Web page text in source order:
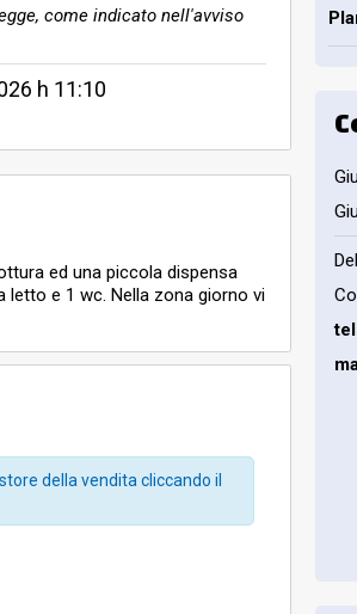
come indicato nell'avviso
h 11:10
ed una piccola dispensa
letto e 1 wc. Nella zona giorno vi
di ca. 69 mq.
della vendita cliccando il